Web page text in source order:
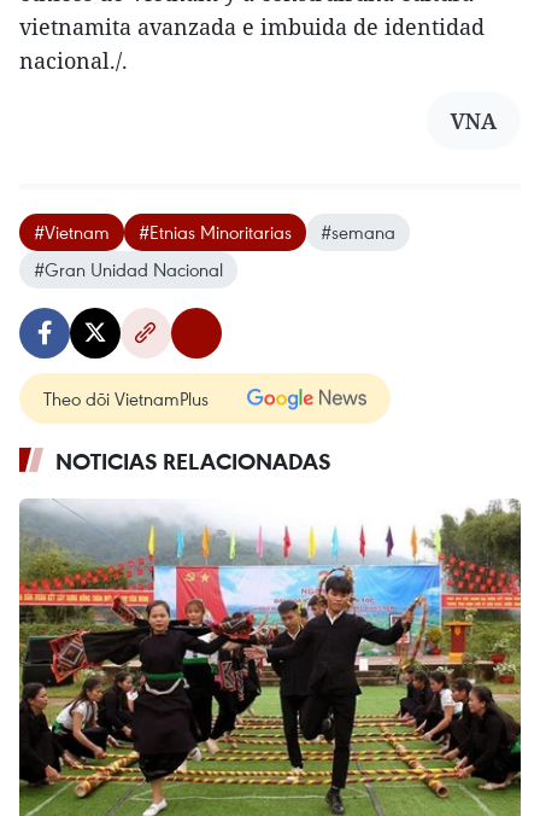
vietnamita avanzada e imbuida de identidad
nacional./.
VNA
#Vietnam #Etnias Minoritarias
#semana
#Gran Unidad Nacional
Theo dõi VietnamPlus
NOTICIAS RELACIONADAS